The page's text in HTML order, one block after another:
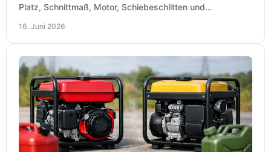
Platz, Schnittmaß, Motor, Schiebeschlitten und
16. Juni 2026